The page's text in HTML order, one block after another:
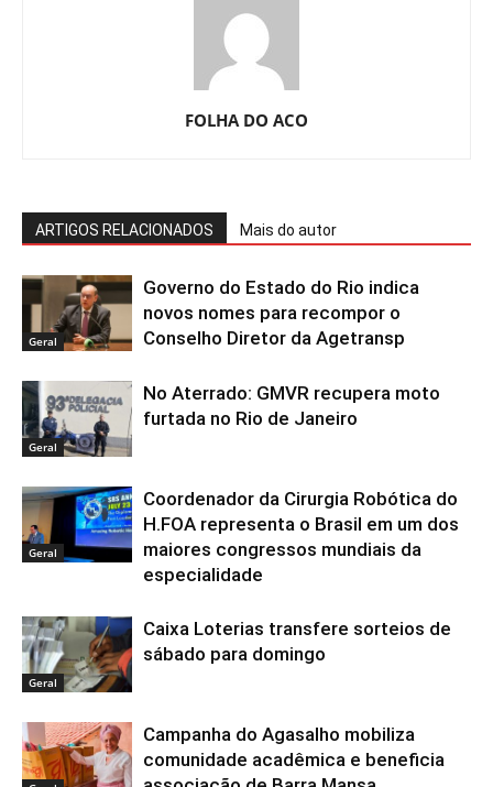
FOLHA DO ACO
ARTIGOS RELACIONADOS Mais do autor
Geral
Governo do Estado do Rio indica
novos nomes para recompor o
Conselho Diretor da Agetransp
Geral
No Aterrado: GMVR recupera moto
furtada no Rio de Janeiro
Geral
Coordenador da Cirurgia Robótica do
H.FOA representa o Brasil em um dos
maiores congressos mundiais da
especialidade
Geral
Caixa Loterias transfere sorteios de
sábado para domingo
Campanha do Agasalho mobiliza
comunidade acadêmica e beneficia